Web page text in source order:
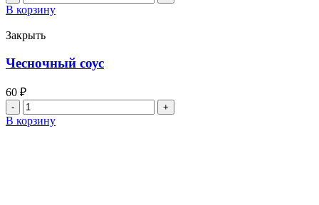
товара
Спайси
соус
В корзину
Закрыть
Чесночный соус
60 ₽
Количество
товара
Чесночный
В корзину